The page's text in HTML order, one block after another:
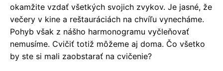
okamžite vzdať všetkých svojich zvykov. Je jasné, že
večery v kine a reštauráciách na chvíľu vynecháme.
Pohyb však z nášho harmonogramu vyčleňovať
nemusíme. Cvičiť totiž môžeme aj doma. Čo všetko
by ste si mali zaobstarať na cvičenie?